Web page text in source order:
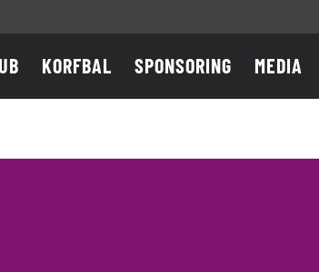
KORFBAL SPONSORING MEDIA